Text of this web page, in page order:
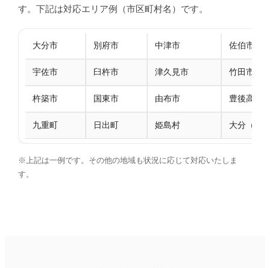
す。下記は対応エリア例（市区町村名）です。
大分市 別府市 中津市 佐伯市
宇佐市 臼杵市 津久見市 竹田市
杵築市 国東市 由布市 豊後高田
九重町 日出町 姫島村 大分（中
※上記は一例です。その他の地域も状況に応じて対応いたしま
す。